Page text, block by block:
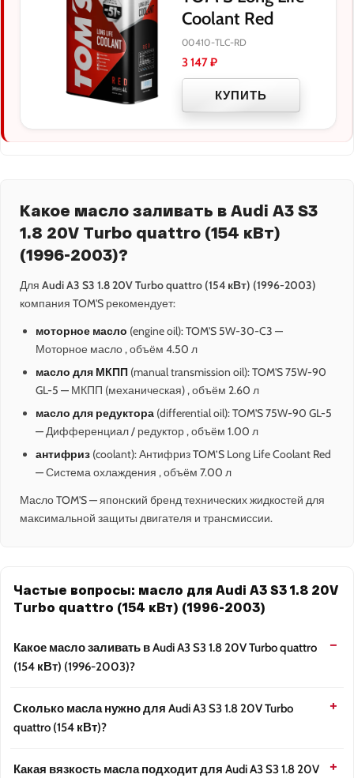
Coolant Red
00410-TLC-RD
3 147₽
КУПИТЬ
Какое масло заливать в Audi A3 S3
1.8 20V Turbo quattro (154 кВт)
(1996-2003)?
Для Audi A3 S3 1.8 20V Turbo quattro (154 кВт) (1996-2003)
компания TOM'S рекомендует:
моторное масло (engine oil): TOM'S 5W-30-C3 —
Моторное масло , объём 4.50 л
масло для МКПП (manual transmission oil): TOM'S 75W-90
GL-5 — МКПП (механическая) , объём 2.60 л
масло для редуктора (differential oil): TOM'S 75W-90 GL-5
— Дифференциал / редуктор , объём 1.00 л
антифриз (coolant): Антифриз TOM’S Long Life Coolant Red
— Система охлаждения , объём 7.00 л
Масло TOM'S — японский бренд технических жидкостей для
максимальной защиты двигателя и трансмиссии.
Частые вопросы: масло для Audi A3 S3 1.8 20V
Turbo quattro (154 кВт) (1996-2003)
Какое масло заливать в Audi A3 S3 1.8 20V Turbo quattro
(154 кВт) (1996-2003)?
Сколько масла нужно для Audi A3 S3 1.8 20V Turbo
quattro (154 кВт)?
Какая вязкость масла подходит для Audi A3 S3 1.8 20V